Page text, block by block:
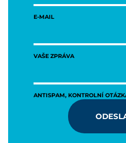
E-MAIL
VAŠE ZPRÁVA
ANTISPAM, KONTROLNÍ